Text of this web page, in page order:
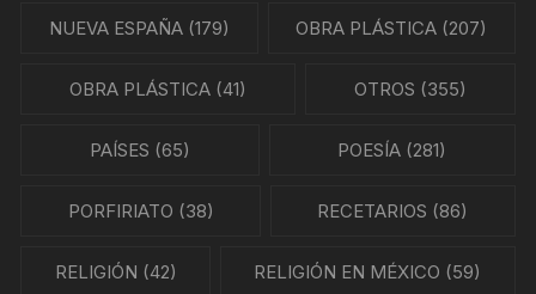
NUEVA ESPAÑA(179) OBRA PLÁSTICA (207)
OBRA PLÁSTICA (41) OTROS (355)
PAÍSES (65) POESÍA (281)
PORFIRIATO (38) RECETARIOS (86)
RELIGIÓN (42) RELIGIÓN EN MÉXICO (59)